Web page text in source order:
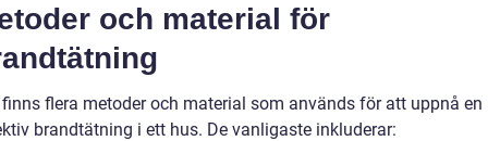
och material för
flera metoder och material som används för att uppnå en
brandtätning i ett hus. De vanligaste inkluderar: